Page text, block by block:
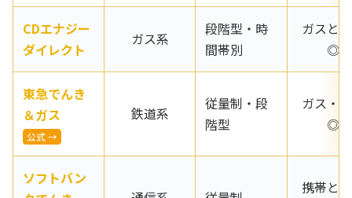
CDエナジー
ダイレクト
ガス系
段階型・時
間帯別
ガスと
◎
東急でんき
＆ガス
公式 →
鉄道系
従量制・段
階型
ガス・
◎
ソフトバン
携帯と